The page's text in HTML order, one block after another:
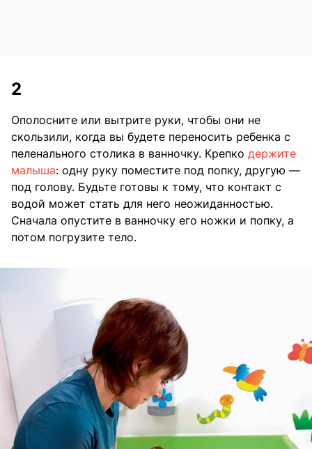
2
Ополосните или вытрите руки, чтобы они не
скользили, когда вы будете переносить ребенка с
пеленального столика в ванночку. Крепко держите
малыша: одну руку поместите под попку, другую —
под голову. Будьте готовы к тому, что контакт с
водой может стать для него неожиданностью.
Сначала опустите в ванночку его ножки и попку, а
потом погрузите тело.